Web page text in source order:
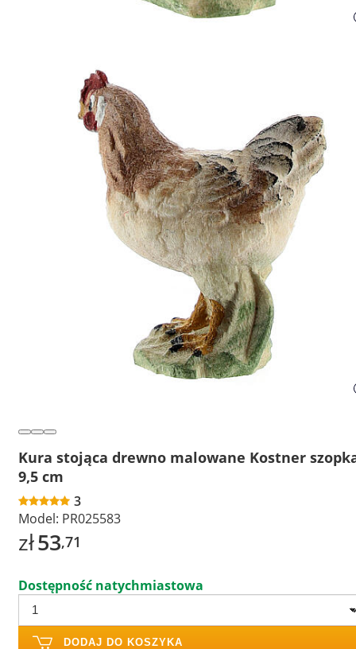
Kura stojąca drewno malowane Kostner
9,5 cm
3
Model: PR025583
zł53,71
Dostępność natychmiastowa
DODAJ DO KOSZYKA